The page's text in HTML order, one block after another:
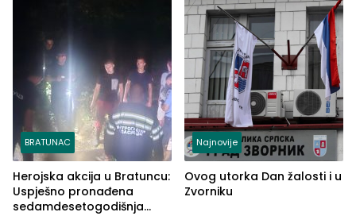
BRATUNAC
Herojska akcija u Bratuncu:
Uspješno pronađena
sedamdesetogodišnja
Najnovije
Ovog utorka Dan žalosti i u
Zvorniku